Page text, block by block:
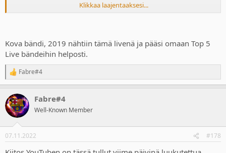
Tästäpä siis myöhästyneiden merkkipäivien kunniaksi
Klikkaa laajentaaksesi...
Kova bändi, 2019 nähtiin tämä livenä ja pääsi omaan Top 5
Live bändeihin helposti.
R
e
c
t
i
s
Fabre#4
Fabre#4
Well-Known Member
07.11.2022 #178